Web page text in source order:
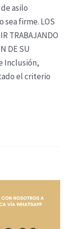
asilo
sea firme. LOS
TRABAJANDO
DE SU
Inclusión,
el criterio